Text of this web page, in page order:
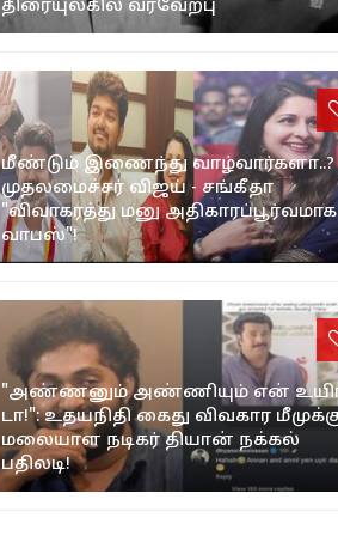
பாரதிராஜா – பாக்யராஜ் நினைவு
திரைப்பட எழுத்தாளர்கள் சங்கம்..
திரையுலகில் வரவேற்பு
மீண்டும் இணைந்து வாழ்வார்களா..?
"விவாகரத்து மனு அதிகாரப்பூர்வமாக
வாபஸ்"!
"அண்ணனும் அண்ணியும் என் உயிர்